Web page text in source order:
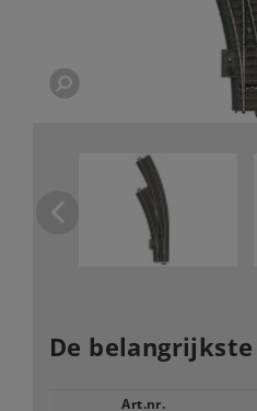
De belangrijkste
Art.nr.